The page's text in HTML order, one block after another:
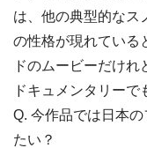
は、他の典型的なス
の性格が現れている
ドのムービーだけ
ドキュメンタリーで
Q. 今作品では日本
たい？